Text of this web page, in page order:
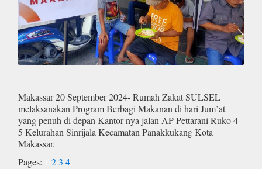
Makassar 20 September 2024- Rumah Zakat SULSEL
melaksanakan Program Berbagi Makanan di hari Jum’at
yang penuh di depan Kantor nya jalan AP Pettarani Ruko 4-
5 Kelurahan Sinrijala Kecamatan Panakkukang Kota
Makassar.
Pages:
23 4